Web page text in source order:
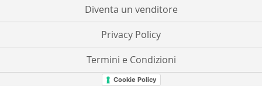
Diventa un venditore
Privacy Policy
Termini e Condizioni
Cookie Policy